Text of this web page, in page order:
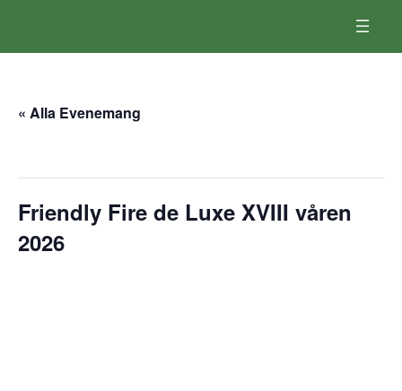
« Alla Evenemang
Friendly Fire de Luxe XVIII våren
2026